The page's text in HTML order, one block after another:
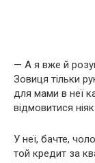
— А я вже й
Зовиця тільки
для мами в неї
відмовитися
У неї, бачте,
той кредит за